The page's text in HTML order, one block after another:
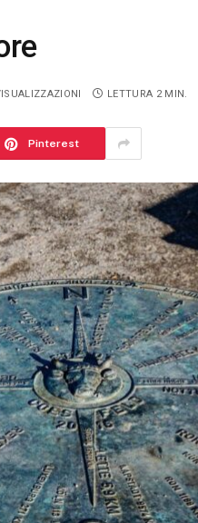
LETTURA 2 MIN.
Pinterest